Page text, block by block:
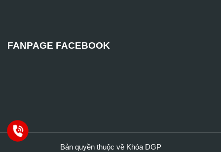
FANPAGE FACEBOOK
Bản quyền thuộc về Khóa DGP